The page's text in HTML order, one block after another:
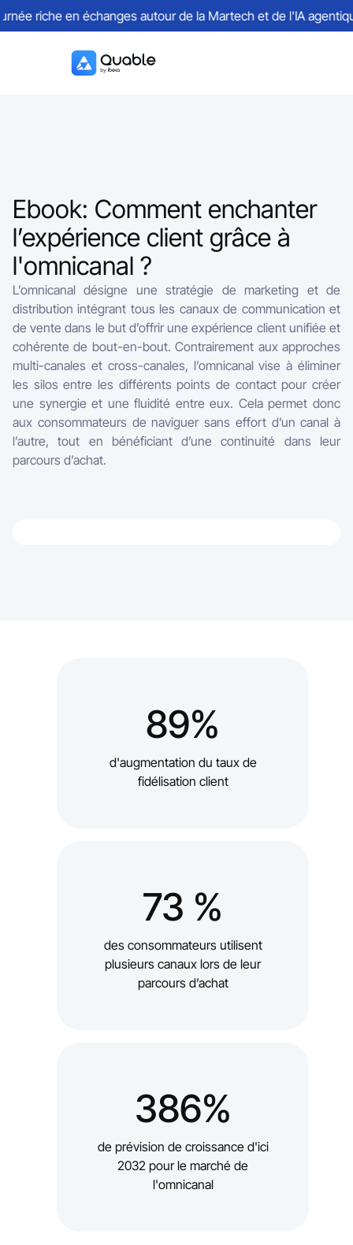
Ebook: Comment enchanter
l’expérience client grâce à
l'omnicanal ?
L’omnicanal désigne une stratégie de marketing et de
distribution intégrant tous les canaux de communication et
de vente dans le but d’offrir une expérience client unifiée et
cohérente de bout-en-bout. Contrairement aux approches
multi-canales et cross-canales, l’omnicanal vise à éliminer
les silos entre les différents points de contact pour créer
une synergie et une fluidité entre eux. Cela permet donc
aux consommateurs de naviguer sans effort d’un canal à
l’autre, tout en bénéficiant d’une continuité dans leur
parcours d’achat.
89%
d'augmentation du taux de
fidélisation client
73 %
des consommateurs utilisent
plusieurs canaux lors de leur
parcours d’achat
386%
de prévision de croissance d'ici
2032 pour le marché de
l'omnicanal
riche en échanges autour de la Martech et de l'IA agentique